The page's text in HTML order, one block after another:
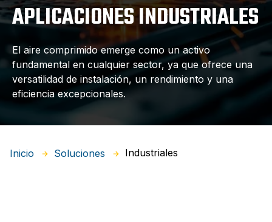
APLICACIONES INDUSTRIALES
El aire comprimido emerge como un activo
fundamental en cualquier sector, ya que ofrece una
versatilidad de instalación, un rendimiento y una
eficiencia excepcionales.
Inicio Soluciones Industriales